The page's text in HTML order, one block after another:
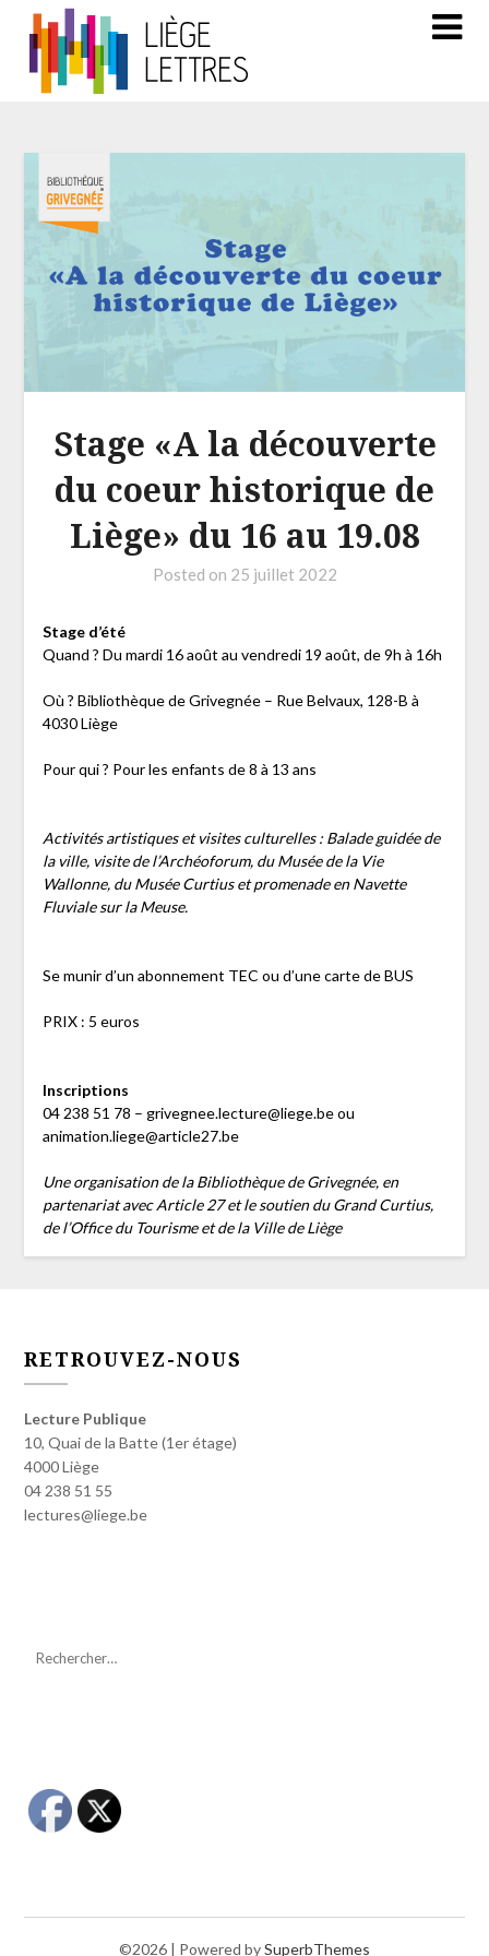
Stage «A la découverte
du coeur historique de
Liège» du 16 au 19.08
Posted on 25 juillet 2022
Stage d’été
Quand ? Du mardi 16 août au vendredi 19 août, de 9h à 16h
Où ? Bibliothèque de Grivegnée – Rue Belvaux, 128-B à
4030 Liège
Pour qui ? Pour les enfants de 8 à 13 ans
Activités artistiques et visites culturelles : Balade guidée de
la ville, visite de l’Archéoforum, du Musée de la Vie
Wallonne, du Musée Curtius et promenade en Navette
Fluviale sur la Meuse.
Se munir d’un abonnement TEC ou d’une carte de BUS
PRIX : 5 euros
Inscriptions
04 238 51 78 – grivegnee.lecture@liege.be ou
animation.liege@article27.be
Une organisation de la Bibliothèque de Grivegnée, en
partenariat avec Article 27 et le soutien du Grand Curtius,
de l’Office du Tourisme et de la Ville de Liège
RETROUVEZ-NOUS
Lecture Publique
10, Quai de la Batte (1er étage)
4000 Liège
04 238 51 55
lectures@liege.be
©2026 | Powered bySuperbThemes